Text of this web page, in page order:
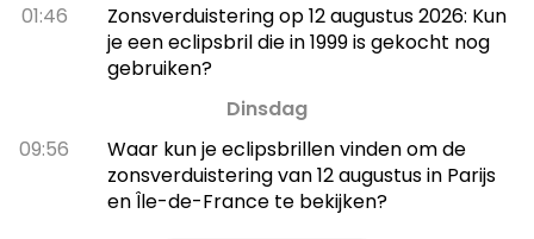
01:46
Zonsverduistering op 12 augustus 2026: Kun
je een eclipsbril die in 1999 is gekocht nog
gebruiken?
Dinsdag
09:56
Waar kun je eclipsbrillen vinden om de
zonsverduistering van 12 augustus in Parijs
en Île-de-France te bekijken?